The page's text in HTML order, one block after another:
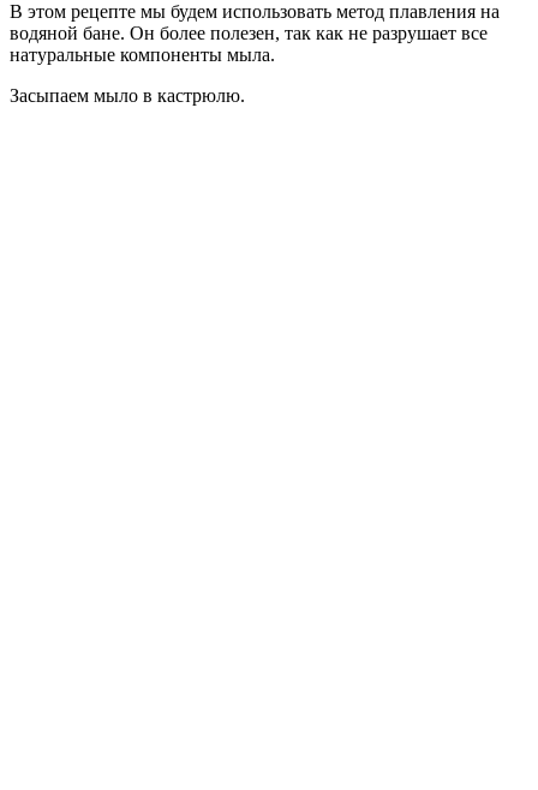
В этом рецепте мы будем использовать метод плавления на
водяной бане. Он более полезен, так как не разрушает все
натуральные компоненты мыла.
Засыпаем мыло в кастрюлю.